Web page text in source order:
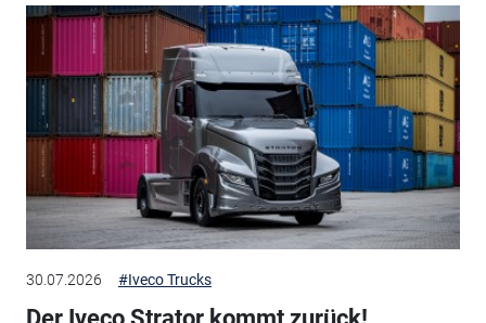
30.07.2026 #Iveco Trucks